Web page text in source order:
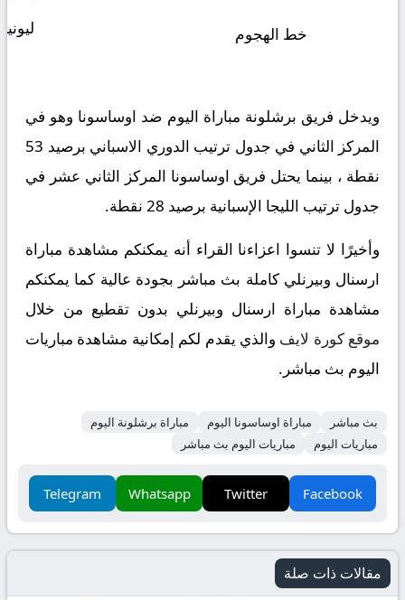
خط الهجوم
ويدخل فريق برشلونة مباراة اليوم ضد اوساسونا وهو في
المركز الثاني في جدول ترتيب الدوري الاسباني برصيد 53
نقطة ، بينما يحتل فريق اوساسونا المركز الثاني عشر في
جدول ترتيب الليجا الإسبانية برصيد 28 نقطة.
وأخيرًا لا تنسوا اعزاءنا القراء أنه يمكنكم مشاهدة مباراة
ارسنال وبيرنلي كاملة بث مباشر بجودة عالية كما يمكنكم
مشاهدة مباراة ارسنال وبيرنلي بدون تقطيع من خلال
موقع كورة لايف والذي يقدم لكم إمكانية مشاهدة مباريات
اليوم بث مباشر.
بث مباشر مباراة اوساسونا اليوم
مباراة برشلونة اليوم
مباريات اليوم
مباريات اليوم بث مباشر
Facebook
Twitter
Whatsapp
Telegram
مقالات ذات صلة